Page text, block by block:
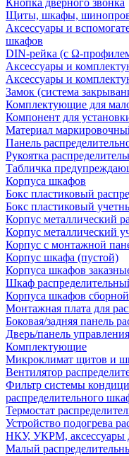
Кнопка дверного звонка
Щиты, шкафы,
Аксессуары и
шкафов
DIN-рейка (с Ω-
Аксессуары и
Аксессуары и
Замок (система
Комплектующие для
Компонент для
Материал
Панель
Рукоятка
Табличка
Корпуса шкафов
Бокс пластиковый
Бокс пластиковый
Корпус металлический
Корпус металлический
Корпус с монтажной
Корпус шкафа (пустой)
Корпуса шкафов
Шкаф
Корпуса шкафов
Монтажная плата для
Боковая/задняя панель
Дверь/панель
Комплектующие
Микроклимат щитов и
Вентилятор
Фильтр системы
распределительного
Термостат
Устройство подогрева
НКУ, УКРМ,
Малый